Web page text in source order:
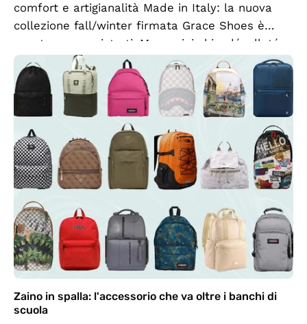
comfort e artigianalità Made in Italy: la nuova
collezione fall/winter firmata Grace Shoes è
pronta a conquistarti. Mocassini chic, décolleté
raffinate, stivaletti versatili e ballerine
intramontabili: ogni modello...
Zaino in spalla: l'accessorio che va oltre i banchi di
scuola